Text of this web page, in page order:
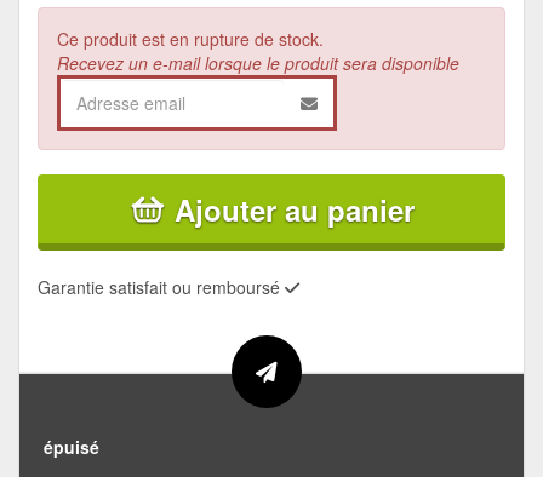
Ce produit est en rupture de stock.
Recevez un e-mail lorsque le produit sera disponible
Ajouter au panier
Garantie satisfait ou remboursé
épuisé